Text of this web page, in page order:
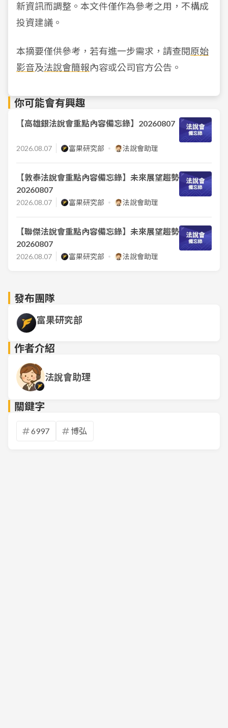
新資訊而調整。本文件僅作為參考之用，不構成
投資建議。
本摘要僅供參考，若有進一步需求，請查閱原始
影音及法說會簡報內容或公司官方公告。
你可能會有興趣
【高雄銀法說會重點內容備忘錄】20260807
2026.08.07 富果研究部 法說會助理
【敦泰法說會重點內容備忘錄】未來展望趨勢
20260807
2026.08.07 富果研究部 法說會助理
【聯傑法說會重點內容備忘錄】未來展望趨勢
20260807
2026.08.07 富果研究部 法說會助理
發布團隊
富果研究部
作者介紹
法說會助理
關鍵字
6997 博弘